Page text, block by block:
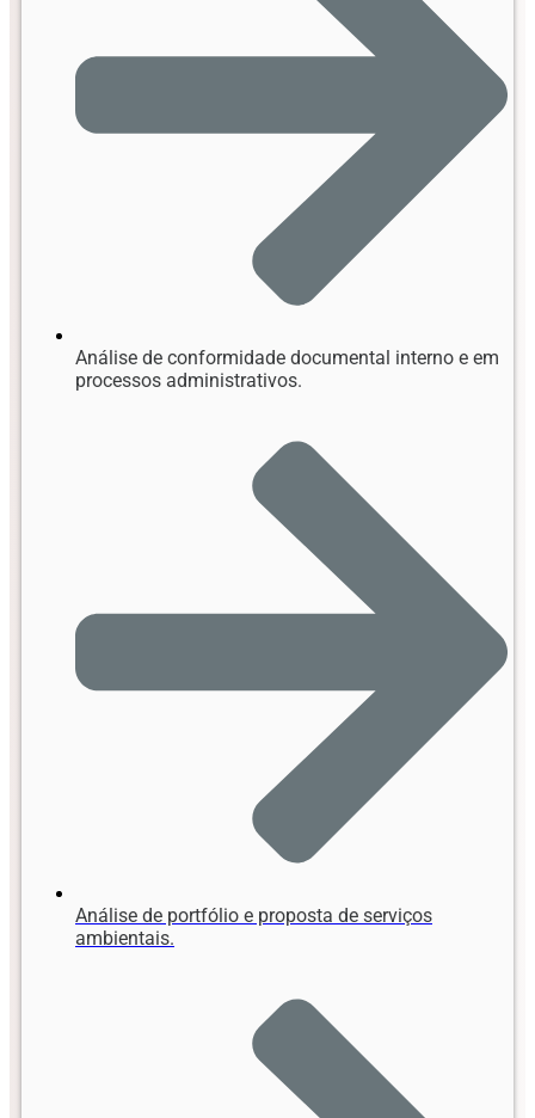
Análise de conformidade documental interno e em
processos administrativos.
Análise de portfólio e proposta de serviços
ambientais.